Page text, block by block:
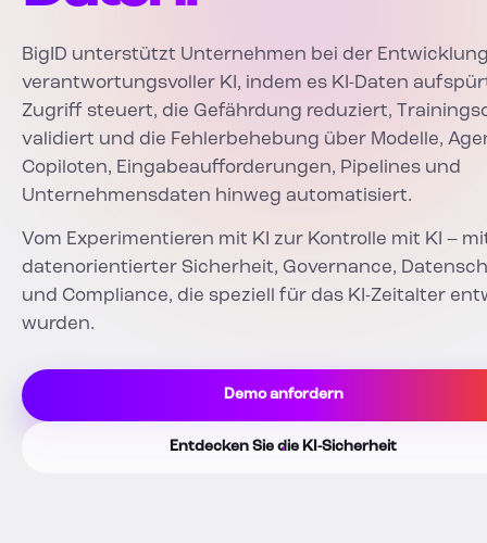
BigID unterstützt Unternehmen bei der
verantwortungsvoller KI, indem es KI-Daten
Zugriff steuert, die Gefährdung reduziert,
validiert und die Fehlerbehebung über Modelle,
Copiloten, Eingabeaufforderungen, Pipelines und
Unternehmensdaten hinweg automatisiert.
Vom Experimentieren mit KI zur Kontrolle mit KI –
datenorientierter Sicherheit, Governance,
und Compliance, die speziell für das KI-Zeitalter
wurden.
Demo anfordern
Entdecken Sie die KI-Sicherheit